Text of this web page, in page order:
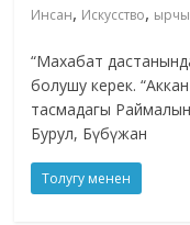
Инсан, Искусство, ырчы
“Махабат
болушу керек.
тасмадагы
Бурул, Бүбүжан
Толугу менен